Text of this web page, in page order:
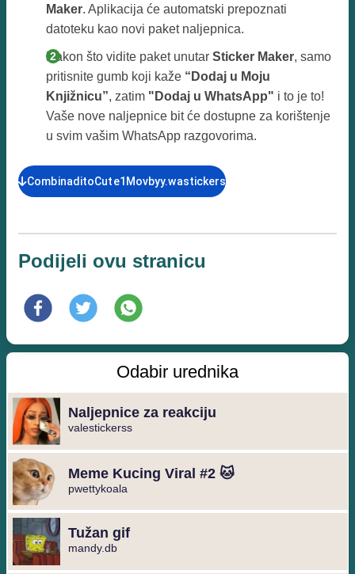
Maker. Aplikacija će automatski prepoznati
datoteku kao novi paket naljepnica.
Nakon što vidite paket unutar Sticker Maker, samo
pritisnite gumb koji kaže “Dodaj u Moju
Knjižnicu”, zatim "Dodaj u WhatsApp" i to je to!
Vaše nove naljepnice bit će dostupne za korištenje
u svim vašim WhatsApp razgovorima.
CombinaditoCute1Movbyy.wastickers
Podijeli ovu stranicu
Odabir urednika
Naljepnice za reakciju
valestickerss
Meme Kucing Viral #2 🐱
pwettykoala
Tužan gif
mandy.db